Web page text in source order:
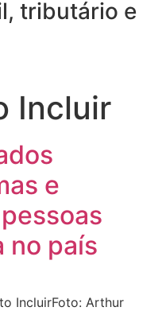
tributário e
Incluir
e
no país
IncluirFoto: Arthur